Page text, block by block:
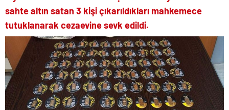
sahte altın satan 3 kişi çıkarıldıkları mahkemece
tutuklanarak cezaevine sevk edildi.